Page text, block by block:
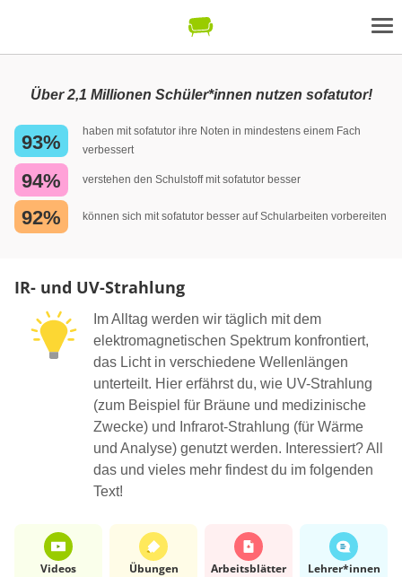
Über 2,1 Millionen Schüler*innen nutzen sofatutor!
93%
haben mit sofatutor ihre Noten in mindestens einem Fach
verbessert
94% verstehen den Schulstoff mit sofatutor besser
92% können sich mit sofatutor besser auf Schularbeiten vorbereiten
IR- und UV-Strahlung
Im Alltag werden wir täglich mit dem
elektromagnetischen Spektrum konfrontiert,
das Licht in verschiedene Wellenlängen
unterteilt. Hier erfährst du, wie UV-Strahlung
(zum Beispiel für Bräune und medizinische
Zwecke) und Infrarot-Strahlung (für Wärme
und Analyse) genutzt werden. Interessiert? All
das und vieles mehr findest du im folgenden
Text!
Videos Übungen Arbeits­blätter Lehrer*​innen